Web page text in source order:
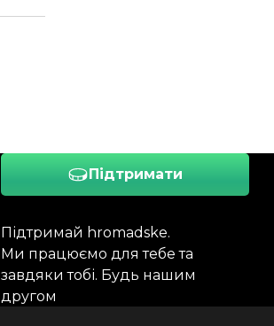
Підтримати
Підтримай hromadske.
Ми працюємо для тебе та
завдяки тобі. Будь нашим
другом